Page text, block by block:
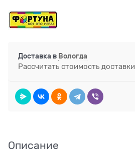
Доставка в Вологда
Рассчитать стоимость доставки
Описание